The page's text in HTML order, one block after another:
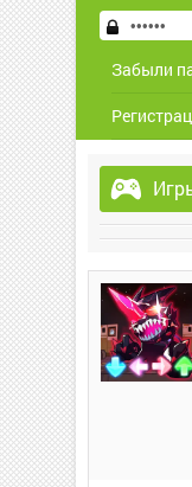
Забыли